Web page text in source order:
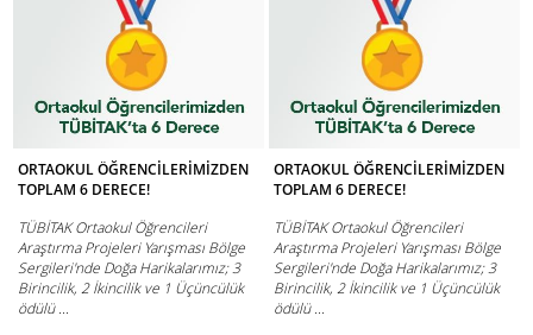
ORTAOKUL ÖĞRENCİLERİMİZDEN
TOPLAM 6 DERECE!
TÜBİTAK Ortaokul Öğrencileri
Araştırma Projeleri Yarışması Bölge
Sergileri'nde Doğa Harikalarımız; 3
Birincilik, 2 İkincilik ve 1 Üçüncülük
ödülü ...
ORTAOKUL ÖĞRENCİLERİMİZDEN
TOPLAM 6 DERECE!
TÜBİTAK Ortaokul Öğrencileri
Araştırma Projeleri Yarışması Bölge
Sergileri'nde Doğa Harikalarımız; 3
Birincilik, 2 İkincilik ve 1 Üçüncülük
ödülü ...